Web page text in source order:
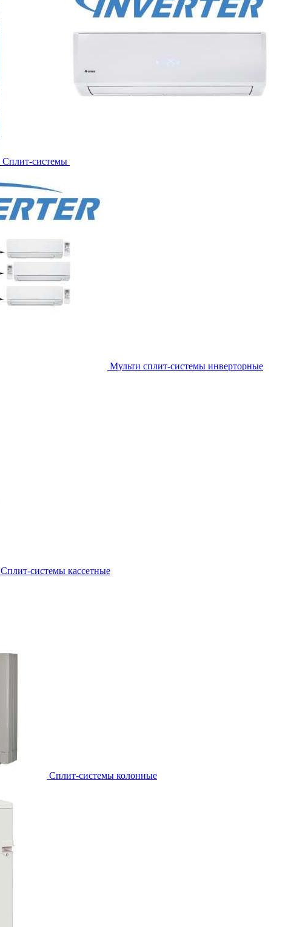
Сплит-системы
Мульти сплит-системы инверторные
Сплит-системы кассетные
Cплит-системы колонные